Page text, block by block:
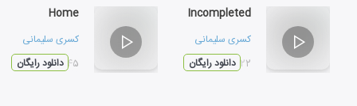
Incompleted
کسری سلیمانی
۰۳:۲۲دانلود رایگان
Home
کسری سلیمانی
۰۳:۴۵دانلود رایگان